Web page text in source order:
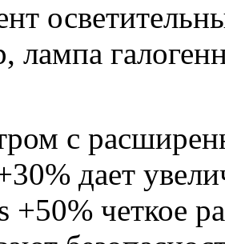
лампа
с
дает
+50% четкое